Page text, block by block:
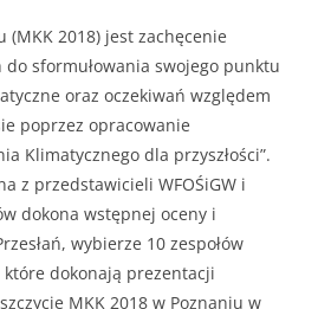
2018) jest zachęcenie
do sformułowania swojego punktu
oraz oczekiwań względem
poprzez opracowanie
Klimatycznego dla przyszłości”.
z przedstawicieli WFOŚiGW i
dokona wstępnej oceny i
wybierze 10 zespołów
które dokonają prezentacji
MKK 2018 w Poznaniu w